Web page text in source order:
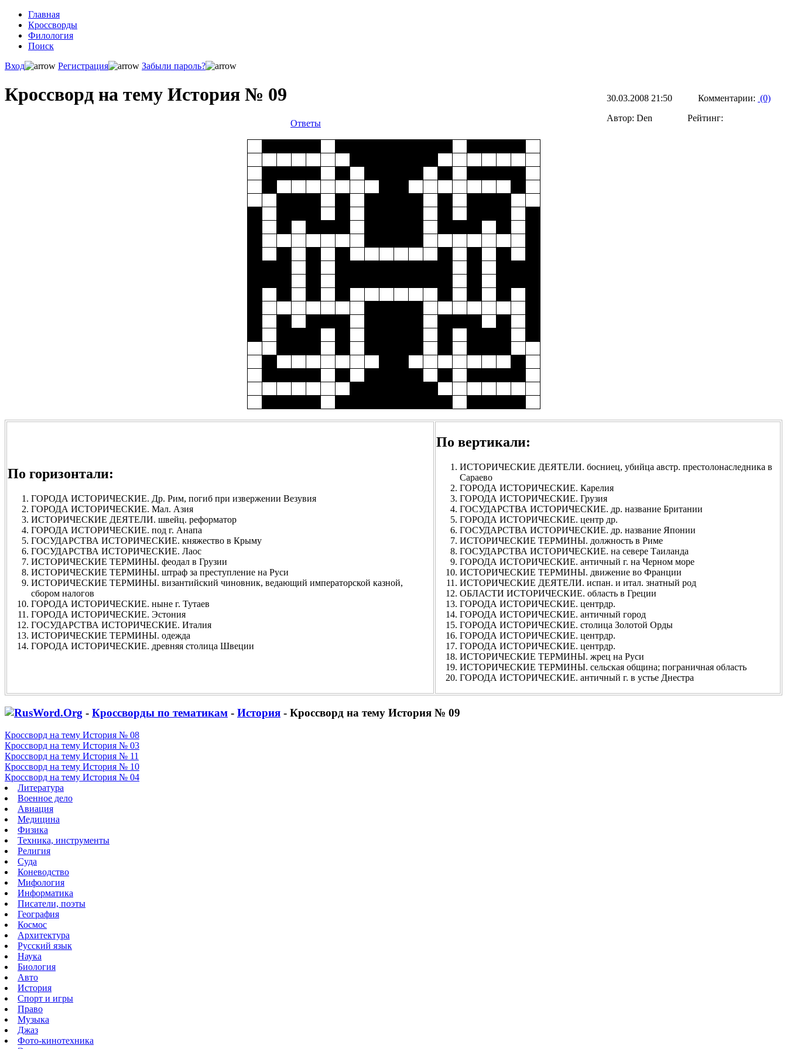
Главная
Кроссворды
Филология
Поиск
Вход
Регистрация Забыли пароль?
30.03.2008 21:50 Комментарии: (0)
Автор: Den Рейтинг:
Кроссворд на тему История № 09
Ответы
По горизонтали:
ГОРОДА ИСТОРИЧЕСКИЕ. Др. Рим, погиб при извержении Везувия
ГОРОДА ИСТОРИЧЕСКИЕ. Мал. Азия
ИСТОРИЧЕСКИЕ ДЕЯТЕЛИ. швейц. реформатор
ГОРОДА ИСТОРИЧЕСКИЕ. под г. Анапа
ГОСУДАРСТВА ИСТОРИЧЕСКИЕ. княжество в Крыму
ГОСУДАРСТВА ИСТОРИЧЕСКИЕ. Лаос
ИСТОРИЧЕСКИЕ ТЕРМИНЫ. феодал в Грузии
ИСТОРИЧЕСКИЕ ТЕРМИНЫ. штраф за преступление на Руси
ИСТОРИЧЕСКИЕ ТЕРМИНЫ. византийский чиновник, ведающий императорской казной,
сбором налогов
ГОРОДА ИСТОРИЧЕСКИЕ. ныне г. Тутаев
ГОРОДА ИСТОРИЧЕСКИЕ. Эстония
ГОСУДАРСТВА ИСТОРИЧЕСКИЕ. Италия
ИСТОРИЧЕСКИЕ ТЕРМИНЫ. одежда
ГОРОДА ИСТОРИЧЕСКИЕ. древняя столица Швеции
По вертикали:
ИСТОРИЧЕСКИЕ ДЕЯТЕЛИ. босниец, убийца австр. престолонаследника в
Сараево
ГОРОДА ИСТОРИЧЕСКИЕ. Карелия
ГОРОДА ИСТОРИЧЕСКИЕ. Грузия
ГОСУДАРСТВА ИСТОРИЧЕСКИЕ. др. название Британии
ГОРОДА ИСТОРИЧЕСКИЕ. центр др.
ГОСУДАРСТВА ИСТОРИЧЕСКИЕ. др. название Японии
ИСТОРИЧЕСКИЕ ТЕРМИНЫ. должность в Риме
ГОСУДАРСТВА ИСТОРИЧЕСКИЕ. на севере Таиланда
ГОРОДА ИСТОРИЧЕСКИЕ. античный г. на Черном море
ИСТОРИЧЕСКИЕ ТЕРМИНЫ. движение во Франции
ИСТОРИЧЕСКИЕ ДЕЯТЕЛИ. испан. и итал. знатный род
ОБЛАСТИ ИСТОРИЧЕСКИЕ. область в Греции
ГОРОДА ИСТОРИЧЕСКИЕ. центрдр.
ГОРОДА ИСТОРИЧЕСКИЕ. античный город
ГОРОДА ИСТОРИЧЕСКИЕ. столица Золотой Орды
ГОРОДА ИСТОРИЧЕСКИЕ. центрдр.
ГОРОДА ИСТОРИЧЕСКИЕ. центрдр.
ИСТОРИЧЕСКИЕ ТЕРМИНЫ. жрец на Руси
ИСТОРИЧЕСКИЕ ТЕРМИНЫ. сельская община; пограничная область
ГОРОДА ИСТОРИЧЕСКИЕ. античный г. в устье Днестра
- Кроссворды по тематикам - История - Кроссворд на тему История № 09
Кроссворд на тему История № 08
Кроссворд на тему История № 03
Кроссворд на тему История № 11
Кроссворд на тему История № 10
Кроссворд на тему История № 04
Литература
Военное дело
Авиация
Медицина
Физика
Техника, инструменты
Религия
Суда
Коневодство
Мифология
Информатика
Писатели, поэты
География
Космос
Архитектура
Русский язык
Наука
Биология
Авто
История
Спорт и игры
Право
Музыка
Джаз
Фото-кинотехника